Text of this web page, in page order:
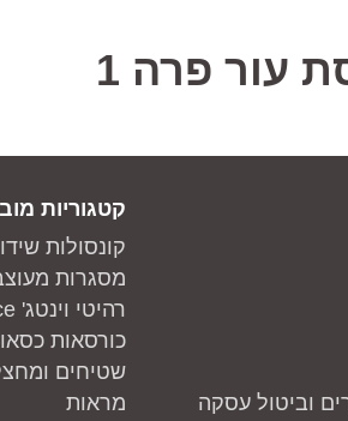
עור פרה 1
וביטול עסקה
קטגוריות
קונסולות
מסגרות
רהיטי וינטג' one piece
כורסאות
שטיחים
מראות